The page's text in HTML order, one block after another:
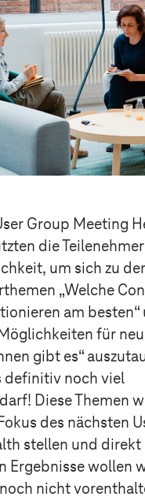
Group Meeting
die
um sichzu
„Welche
am besten“
für
gibt es“
definitiv noch viel
Diese Themen
des nächsten
stellen und direkt
Ergebnisse wollen
nicht